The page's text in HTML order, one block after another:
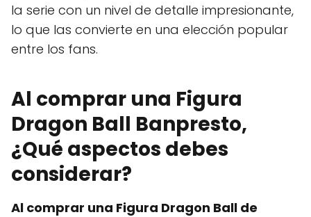
la serie con un nivel de detalle impresionante,
lo que las convierte en una elección popular
entre los fans.
Al comprar una Figura
Dragon Ball Banpresto,
¿Qué aspectos debes
considerar?
Al comprar una Figura Dragon Ball de